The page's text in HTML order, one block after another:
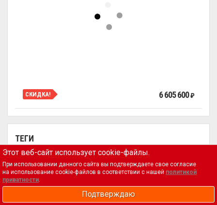
ТЕГИ
Аксессуары и комплектующие
Для сада
Дымоходы Камины и топки
Печи
Порталы и облицовка
СКИДКА! 6 605 600₽
Этот веб-сайт использует cookie-файлы.
При использовании данного сайта вы подтверждаете свое согласие
на использование cookie-файлов в соответствии с нашей политикой
приватности.
Подтверждаю